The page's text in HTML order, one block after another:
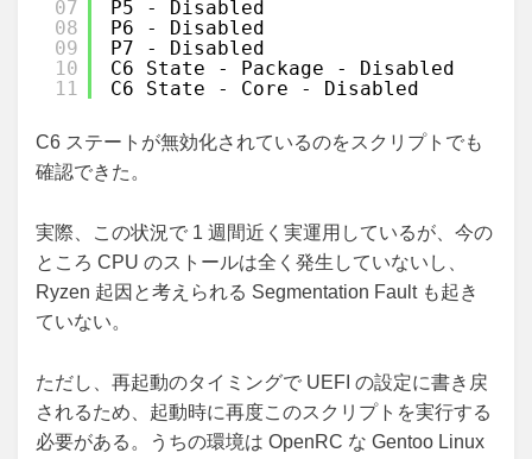
07
08
09
10
11
P5 - Disabled
P6 - Disabled
P7 - Disabled
C6 State - Package - Disabled
C6 State - Core - Disabled
C6 ステートが無効化されているのをスクリプトでも
確認できた。
実際、この状況で 1 週間近く実運用しているが、今の
ところ CPU のストールは全く発生していないし、
Ryzen 起因と考えられる Segmentation Fault も起き
ていない。
ただし、再起動のタイミングで UEFI の設定に書き戻
されるため、起動時に再度このスクリプトを実行する
必要がある。うちの環境は OpenRC な Gentoo Linux